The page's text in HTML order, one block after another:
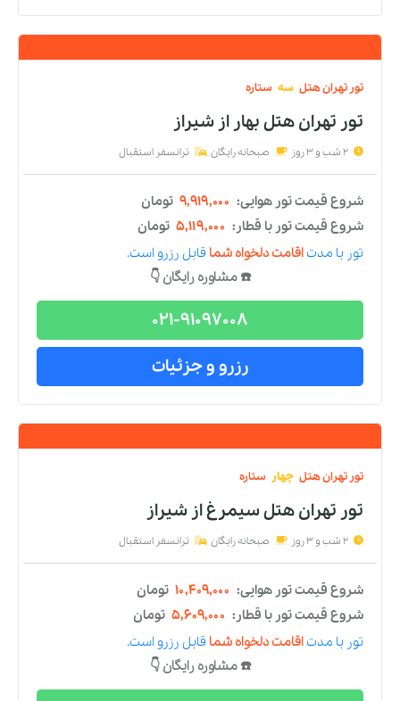
تورتهرانهتل چهار ستاره
تور تهران هتل آپارتمان بانی
2 شب و 3 روز صبحانه رایگان ترانسفر استقبال
شروع قیمت تور هوایی: ۹,۵۰۰,۰۰۰ تومان
شروع قیمت تور با قطار: ۴,۷۰۰,۰۰۰
تومان
توربا مدتاقامت دلخواه شماقابل رزرو است.
☎️ مشاوره رایگان 👇
021-91097008
رزرو و جزئیات
تور تهران هتل بهارازشیراز
2 شب و 3 روز صبحانه رایگان ترانسفر استقبال